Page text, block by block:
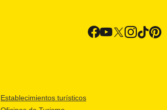
Establecimientos turísticos